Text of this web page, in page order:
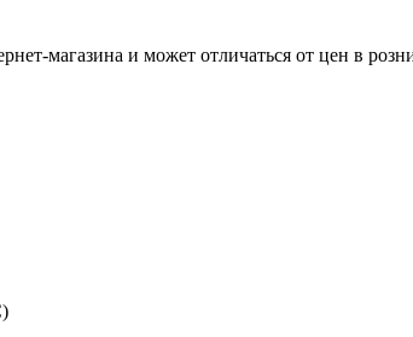
магазина и может отличаться от цен в